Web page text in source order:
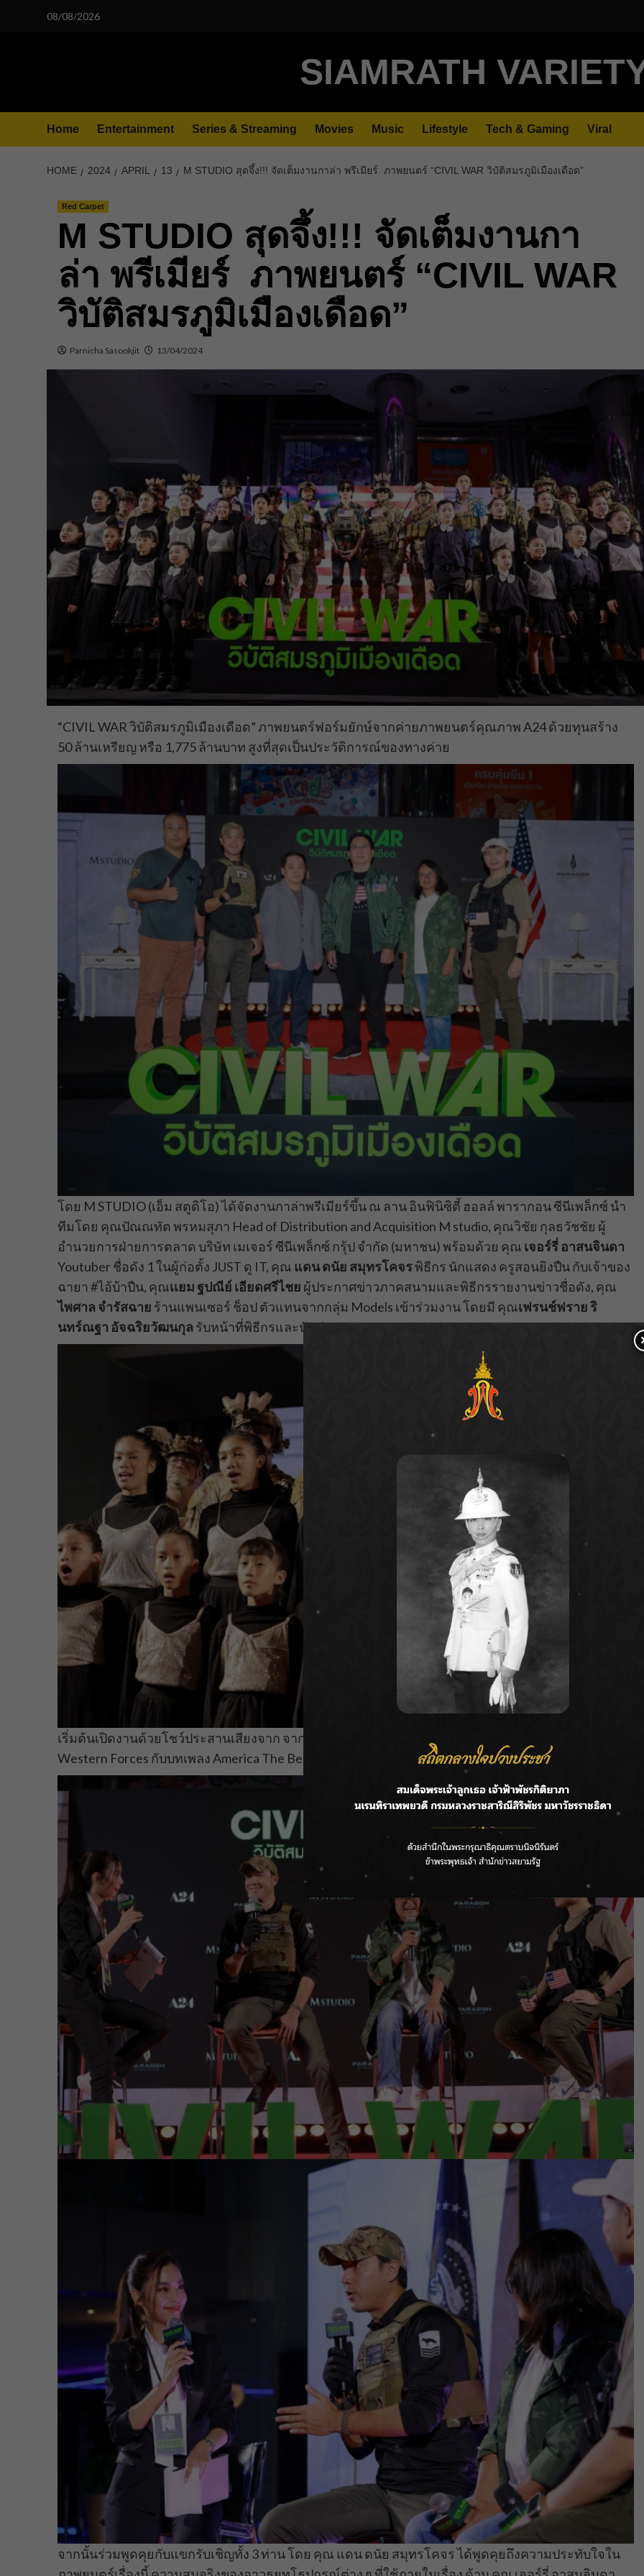
08/08/2026
SIAMRATH
Home Entertainment Series & Streaming Movies Music Lifestyle Tech & Gaming Viral
HOME 2024 APRIL 13 M STUDIO สุดจึ้ง!!! จัดเต็มงานกาล่า พรีเมียร์ ภาพยนตร์ “CIVIL WAR วิบัติสมรภูมิเมืองเดือด”
Red Carpet
M STUDIO สุดจึ้ง!!! จัดเต็มงานกา
ล่า พรีเมียร์ ภาพยนตร์ “CIVIL WAR
วิบัติสมรภูมิเมืองเดือด”
Parnicha Sasookjit 13/04/2024
“CIVIL WAR วิบัติสมรภูมิเมืองเดือด” ภาพยนตร์ฟอร์มยักษ์จากค่ายภาพยนตร์คุณภาพ A24 ด้วยทุนสร้าง
50 ล้านเหรียญ หรือ 1,775 ล้านบาท สูงที่สุดเป็นประวัติการณ์ของทางค่าย
โดย M STUDIO (เอ็ม สตูดิโอ) ได้จัดงานกาล่าพรีเมียร์ขึ้น ณ ลาน อินฟินิซิตี้ ฮอลล์ พารากอน ซีนีเพล็กซ์ นำ
ทีมโดย คุณปัณณทัต พรหมสุภา Head of Distribution and Acquisition M studio, คุณวิชัย กุลธวัชชัย ผู้
อำนวยการฝ่ายการตลาด บริษัท เมเจอร์ ซีนีเพล็กซ์ กรุ้ป จำกัด (มหาชน) พร้อมด้วย คุณ เจอร์รี่ อาสนจินดา
Youtuber ชื่อดัง 1 ในผู้ก่อตั้ง JUST ดู IT, คุณ แดน ดนัย สมุทรโคจรพิธีกร นักแสดง ครูสอนยิงปืน กับเจ้าของ
ฉายา #ไอ้บ้าปืน, คุณเเยม ฐปณีย์ เอียดศรีไชย ผู้ประกาศข่าวภาคสนามและพิธีกรรายงานข่าวชื่อดัง, คุณ
ไพศาล จำรัสฉาย ร้านแพนเซอร์ ช็อป ตัวแทนจากกลุ่ม Models เข้าร่วมงาน โดยมี คุณเฟรนช์ฟราย ริ
นทร์ณฐา อัจฉริยวัฒนกุล รับหน้าที่พิธีกรและนักข่าวสาวภาคสนาม
เริ่มต้นเปิดงานด้วยโชว์ประสานเสียงจาก จาก วิทยาลัยดุริยางคศิลป์ มหาวิทยาลัยมหิดล และทีมทหารจาก
Western Forces กับบทเพลง America The Beautiful
จากนั้นร่วมพูดคุยกับแขกรับเชิญทั้ง 3 ท่าน โดย คุณ แดน ดนัย สมุทรโคจร ได้พูดคุยถึงความประทับใจใน